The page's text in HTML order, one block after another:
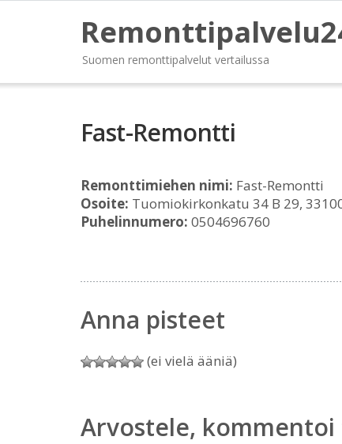
Suomen remonttipalvelut vertailussa
Fast-Remontti
Remonttimiehen nimi: Fast-Remontti
Osoite: Tuomiokirkonkatu 34 B 29,
Puhelinnumero: 0504696760
Anna pisteet
(ei vielä ääniä)
Arvostele,